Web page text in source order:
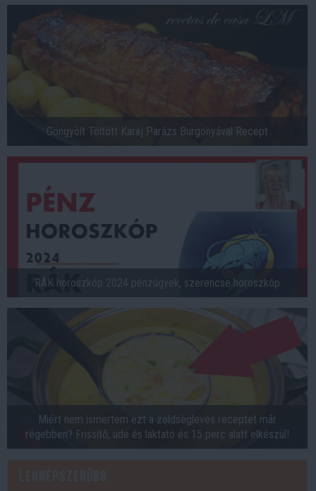
Göngyölt Töltött Karaj Parázs Burgonyával Recept
RÁK horoszkóp 2024 pénzügyek, szerencse horoszkóp
Miért nem ismertem ezt a zöldségleves receptet már
régebben? Frissítő, üde és laktató és 15 perc alatt elkészül!